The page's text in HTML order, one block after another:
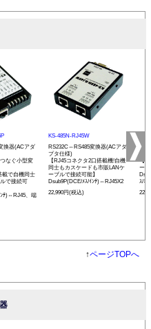
換器(ACアダ
つなぐ小型変
載で自機同士
で接続可
ﾝﾁ)⇔RJ45、端
KS-485N-RJ45W
RS232C⇔RS485変換器(ACアダ
プタ仕様)
【RJ45コネクタ2口搭載機!自機
同士もカスケードも市販LANケ
ーブルで接続可能】
Dsub9P(DCE/ﾒｽ/ｲﾝﾁ)⇔RJ45X2
22,990円(税込)
【
ー
ｽ/ﾐﾘ)
↑ページTOPへ